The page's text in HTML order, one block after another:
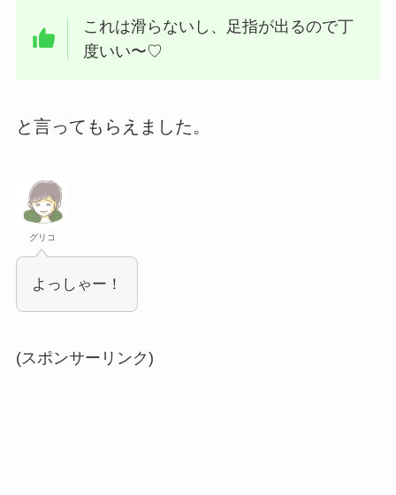
これは滑らないし、足指が出るので丁
度いい〜♡
と言ってもらえました。
グリコ
よっしゃー！
(スポンサーリンク)